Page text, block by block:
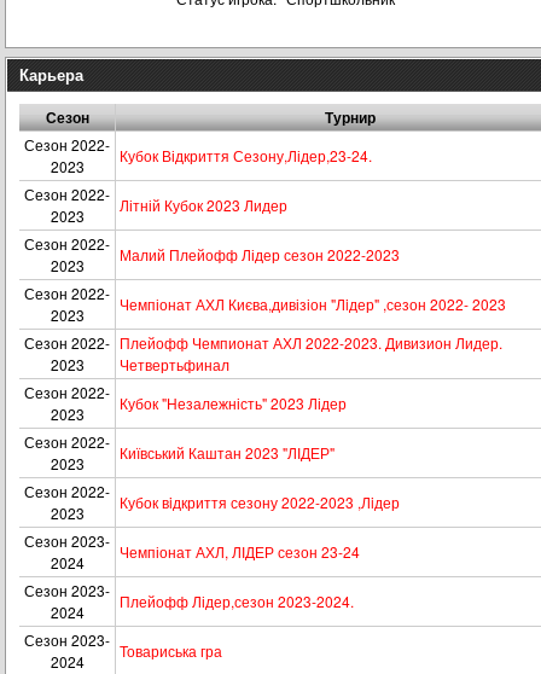
Карьера
Сезон Турнир
Сезон 2022-
2023
Кубок Відкриття Сезону,Лідер,23-24.
Сезон 2022-
2023
Літній Кубок 2023 Лидер
Сезон 2022-
2023
Малий Плейофф Лідер сезон 2022-2023
Сезон 2022-
2023
Чемпіонат АХЛ Києва,дивізіон "Лiдер" ,сезон 2022- 2023
Сезон 2022-
2023
Плейофф Чемпионат АХЛ 2022-2023. Дивизион Лидер.
Четвертьфинал
Сезон 2022-
2023
Кубок "Незалежність" 2023 Лідер
Сезон 2022-
2023
Київський Каштан 2023 "ЛІДЕР"
Сезон 2022-
2023
Кубок вiдкриття сезону 2022-2023 ,Лiдер
Сезон 2023-
2024
Чемпіонат АХЛ, ЛІДЕР сезон 23-24
Сезон 2023-
2024
Плейофф Лідер,сезон 2023-2024.
Сезон 2023-
2024
Товариська гра